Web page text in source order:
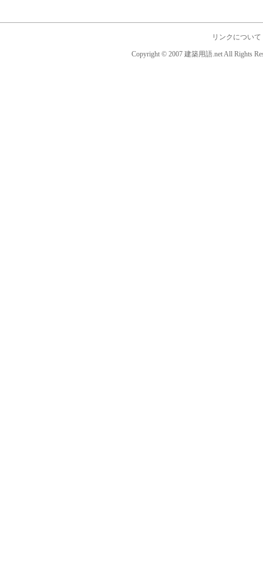
リンクについて
Copyright © 2007 建築用語.net All Rights